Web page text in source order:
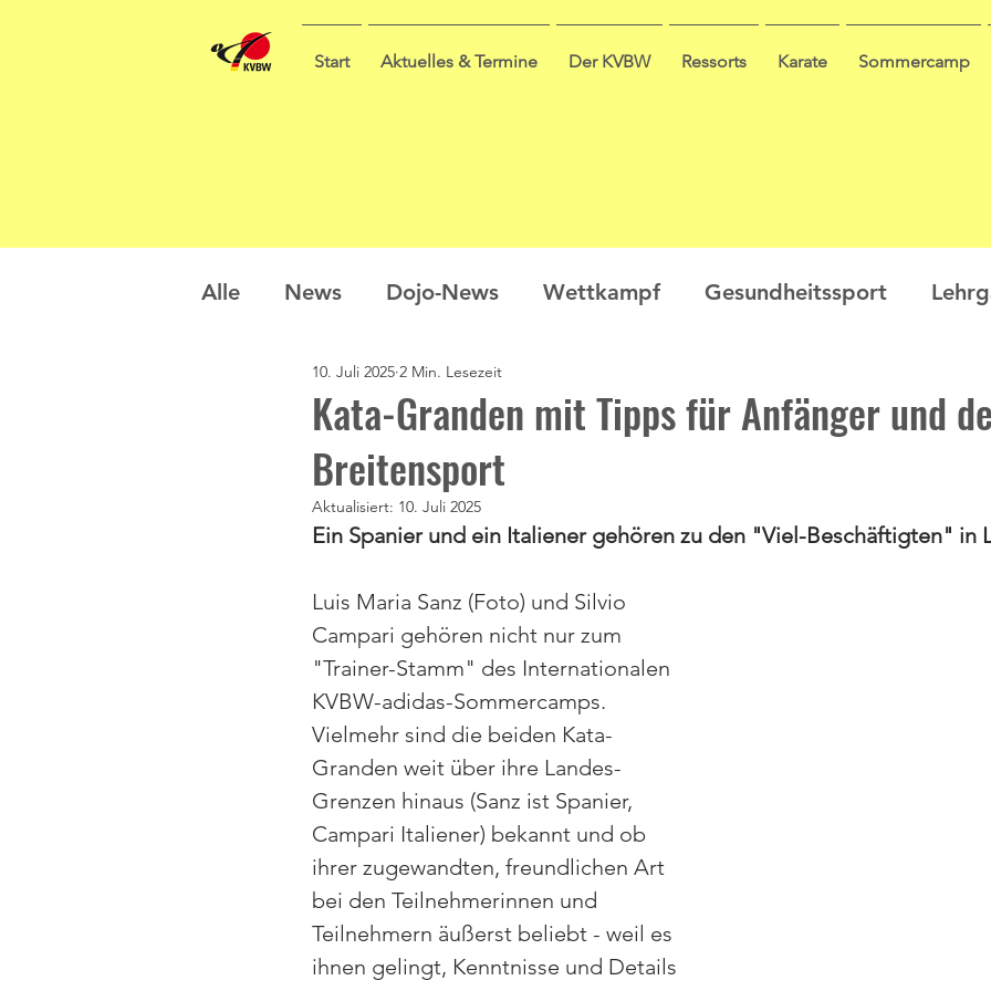
Start Aktuelles & Termine Der KVBW Ressorts Karate Sommercamp
Alle News Dojo-News Wettkampf Gesundheitssport
Nachwuchs Prüfungen
Sommercamp Umfrage
Kata-Granden mit Tipps für Anfänger und
Breitensport
10. Juli 2025 2 Min. Lesezeit
Aktualisiert: 10. Juli 2025
Ein Spanier und ein Italiener gehören zu den "Viel-Beschäftigten" in
Luis Maria Sanz (Foto) und Silvio
Campari gehören nicht nur zum
"Trainer-Stamm" des Internationalen
KVBW-adidas-Sommercamps.
Vielmehr sind die beiden Kata-
Granden weit über ihre Landes-
Grenzen hinaus (Sanz ist Spanier,
Campari Italiener) bekannt und ob
ihrer zugewandten, freundlichen Art
bei den Teilnehmerinnen und
Teilnehmern äußerst beliebt - weil es
ihnen gelingt, Kenntnisse und Details